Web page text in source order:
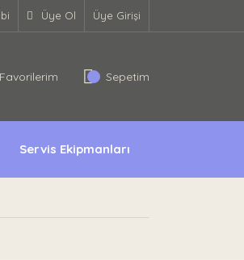
Üye Ol Üye Girişi
Favorilerim Sepetim
Servis Ekipmanları